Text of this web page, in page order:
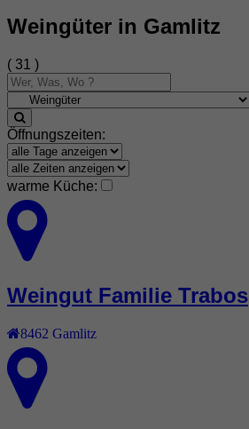
Weingüter in Gamlitz
( 31 )
Öffnungszeiten:
warme Küche:
Weingut Familie Trabos
8462 Gamlitz